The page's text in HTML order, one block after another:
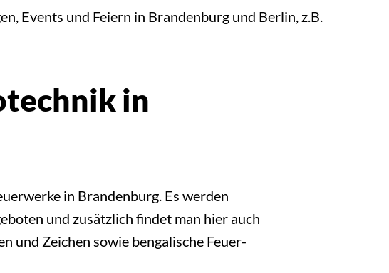
Events und Feiern in Brandenburg und Berlin, z.B.
in
in Brandenburg. Es werden
und zusätzlich findet man hier auch
und Zeichen sowie bengalische Feuer-